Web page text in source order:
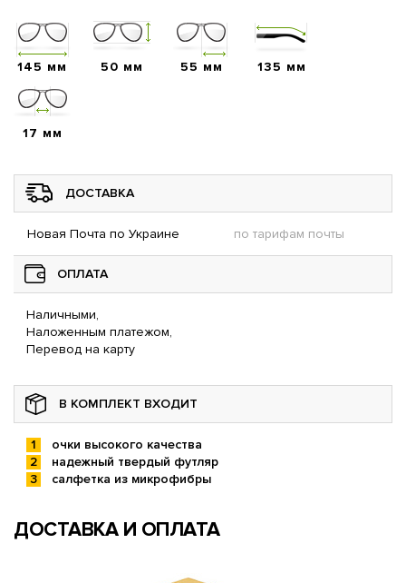
145 мм 50 мм 55 мм 135 мм
17 мм
ДОСТАВКА
Новая Почта по Украине по тарифам почты
ОПЛАТА
Наличными,
Наложенным платежом,
Перевод на карту
В КОМПЛЕКТ ВХОДИТ
очки высокого качества
надежный твердый футляр
салфетка из микрофибры
ДОСТАВКА И ОПЛАТА